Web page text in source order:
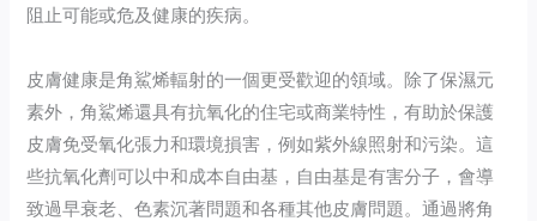
阻止可能或危及健康的疾病。
皮膚健康是角鯊烯輻射的一個更受歡迎的領域。除了保濕元
素外，角鯊烯還具有抗氧化的住宅或商業特性，有助於保護
皮膚免受氧化張力和環境損害，例如紫外線照射和污染。這
些抗氧化劑可以中和成本自由基，自由基是有害分子，會導
致過早衰老、色素沉著問題和各種其他皮膚問題。通過將角